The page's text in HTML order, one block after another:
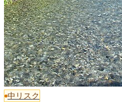
中リスク